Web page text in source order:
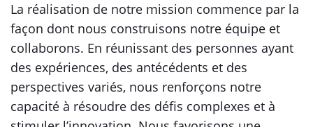
La réalisation de notre mission commence par la
façon dont nous construisons notre équipe et
collaborons. En réunissant des personnes ayant
des expériences, des antécédents et des
perspectives variés, nous renforçons notre
capacité à résoudre des défis complexes et à